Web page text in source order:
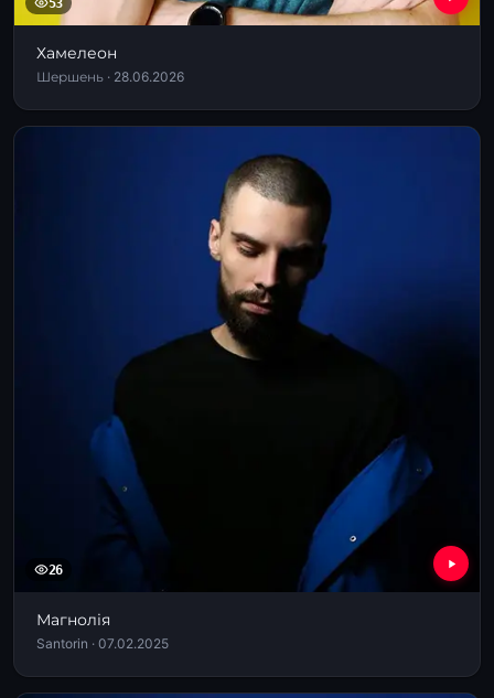
Хамелеон
Шершень · 28.06.2026
26
Магнолія
Santorin · 07.02.2025